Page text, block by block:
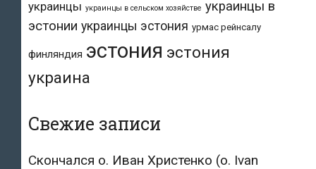
украинцы украинцы в сельском хозяйстве украинцы в
эстонии украинцы эстония урмас рейнсалу
финляндия эстония эстония
украина
Свежие записи
Скончался о. Иван Христенко (о. Ivan